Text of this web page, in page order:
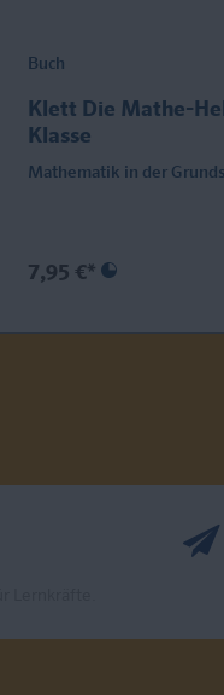
Buch
Klett Die Mathe-
Klasse
Mathematik in der
7,95 €*